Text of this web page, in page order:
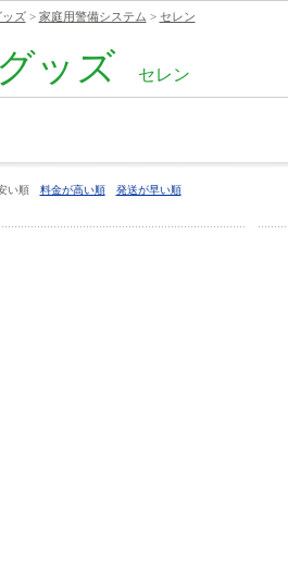
ズ> 家庭用警備システム > セレン
ッズ セレン
い順 料金が高い順 発送が早い順